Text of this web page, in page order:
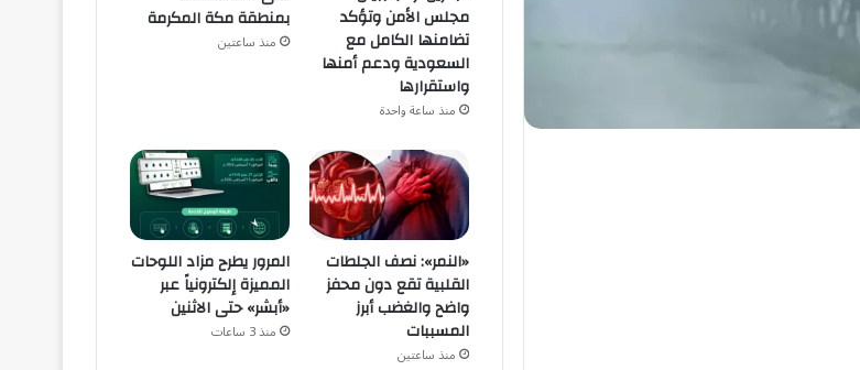
مجلس الأمن وتؤكد
تضامنها الكامل مع
السعودية ودعم أمنها
واستقرارها
منذ ساعة واحدة
بمنطقة مكة المكرمة
منذ ساعتين
«النمر»: نصف الجلطات
القلبية تقع دون محفز
واضح والغضب أبرز
المسببات
منذ ساعتين
المرور يطرح مزاد اللوحات
المميزة إلكترونياً عبر
«أبشر» حتى الاثنين
منذ 3 ساعات